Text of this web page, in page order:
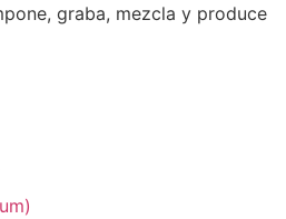
graba, mezcla y produce